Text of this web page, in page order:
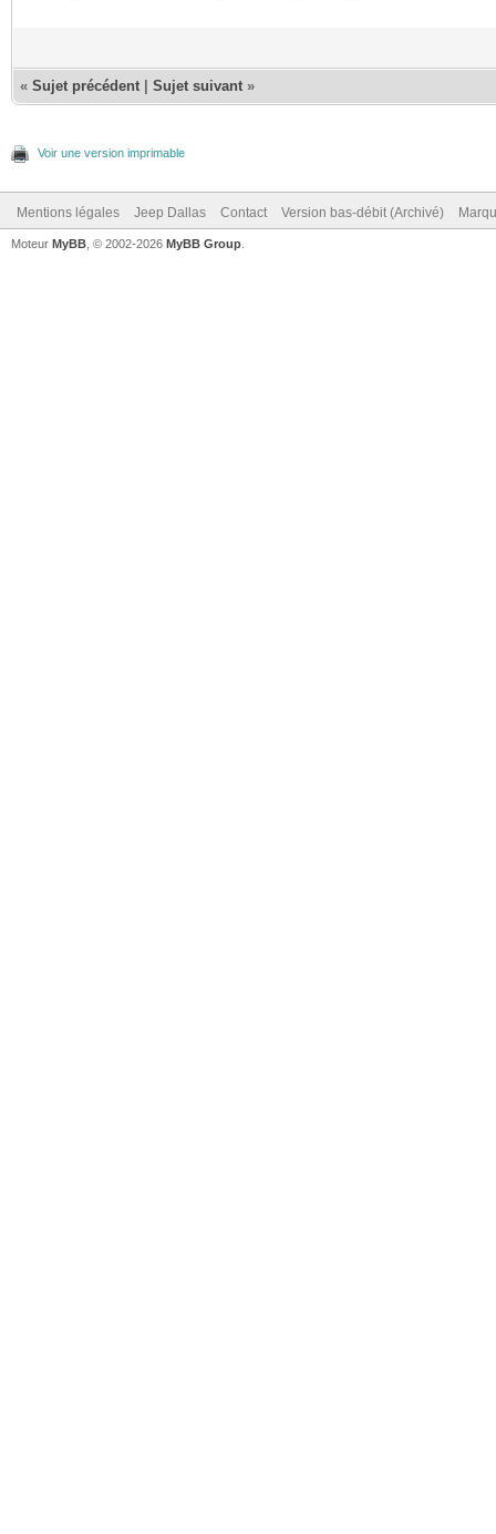
« Sujet précédent | Sujet suivant »
Voir une version imprimable
Mentions légales Jeep Dallas Contact Version bas-débit (Archivé)
Moteur MyBB , © 2002-2026 MyBB Group